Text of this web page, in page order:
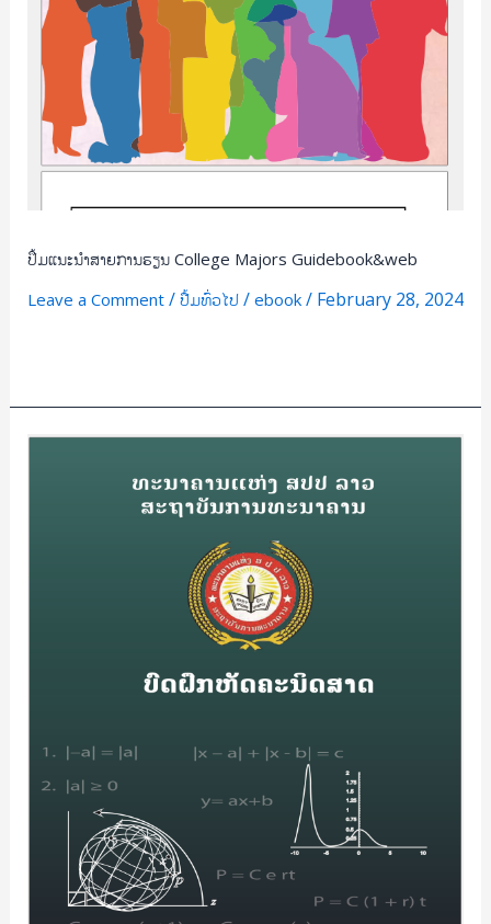
ປຶ້ມແນະນຳສາຍການຮຽນ College Majors Guidebook&web
Leave a Comment / ປື້ມທົ່ວໄປ/ ebook / February 28, 2024